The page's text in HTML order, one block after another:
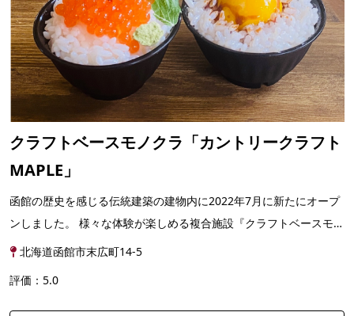
クラフトベースモノクラ「カントリークラフト
MAPLE」
函館の歴史を感じる伝統建築の建物内に2022年7月に新たにオープ
ンしました。 様々な体験が楽しめる複合施設『クラフトベースモノ
クラ』 癒しの和室スペースは、着物レンタルや占い...
北海道函館市末広町14-5
評価：5.0